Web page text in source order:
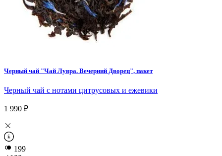
Черный чай "Чай Лувра. Вечерний Дворец", пакет
Черный чай с нотами цитрусовых и ежевики
1 990 ₽
199